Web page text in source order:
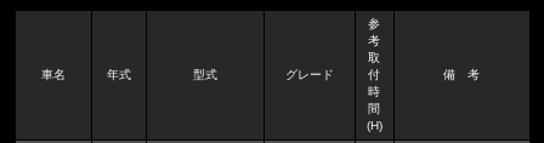
車名 年式 型式 グレード
参
考
取
付
時
間
(H)
備 考